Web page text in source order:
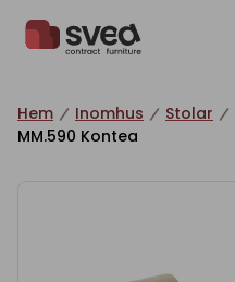
Hem Inomhus Stolar
MM.590 Kontea